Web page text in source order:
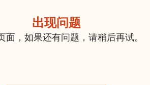
出现问题
面，如果还有问题，请稍后再试。